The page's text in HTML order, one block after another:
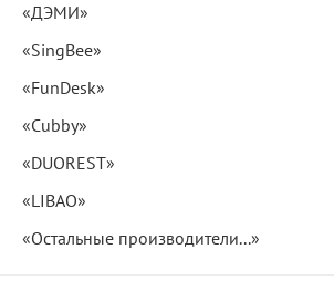
«ДЭМИ»
«SingBee»
«FunDesk»
«Cubby»
«DUOREST»
«LIBAO»
«Остальные производители...»